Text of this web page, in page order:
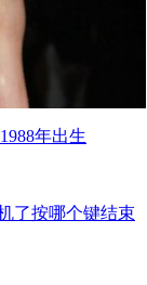
年出生
了按哪个键结束